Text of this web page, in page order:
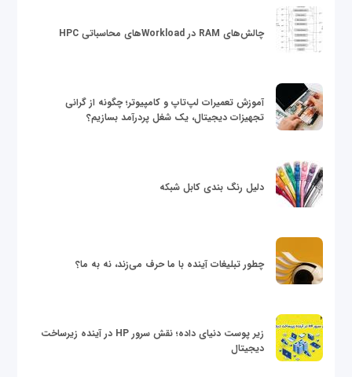
چالش‌های RAM در Workloadهای محاسباتی HPC
آموزش تعمیرات لپ‌تاپ و کامپیوتر؛ چگونه از گرانی
تجهیزات دیجیتال، یک شغل پردرآمد بسازیم؟
دلیل رنگ بندی کابل شبکه
چطور تبلیغات آینده با ما حرف می‌زند، نه به ما؟
زیر پوست دنیای داده؛ نقش سرور HP در آینده زیرساخت
دیجیتال